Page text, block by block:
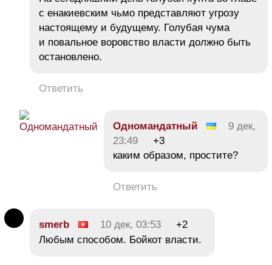
с енакиевским чьмо представляют угрозу
настоящему и будущему. Голубая чума
и повальное воровство власти должно быть
остановлено.
Ответить
Одномандатный
9 дек,
23:49
+3
каким образом, простите?
Ответить
smerb 10 дек, 03:53
+2
Любым способом. Бойкот власти.